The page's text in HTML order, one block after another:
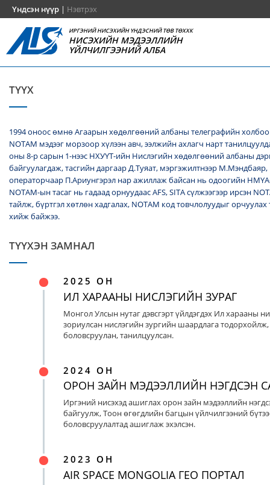
Үндсэн нүүр | Нэвтрэх
ИРГЭНИЙ НИСЭХИЙН ҮНДЭСНИЙ ТӨВ ТӨХХК
НИСЭХИЙН МЭДЭЭЛЛИЙН
ҮЙЛЧИЛГЭЭНИЙ АЛБА
ТҮҮХ
1994 оноос өмнө Агаарын хөдөлгөөний албаны телеграфийн
NОТАМ мэдээг морзоор хүлээн авч, ээлжийн ахлагч нарт
оны 8-р сарын 1-нээс НХУҮТ-ийн Нислэгийн хөдөлгөөний албаны
байгуулагдаж, тасгийн даргаар Д.Туяат, мэргэжилтнээр
операторчаар П.Ариунгэрэл нар ажиллаж байсан нь одоогийн
NOTAM-ын тасаг нь гадаад орнуудаас AFS, SITA сүлжээгээр ирсэн
тайлж, бүртгэл хөтлөн хадгалах, NОТАМ код товчлолуудыг
хийж байжээ.
ТҮҮХЭН ЗАМНАЛ
2025 ОН
ИЛ ХАРААНЫ НИСЛЭГИЙН ЗУРАГ
Монгол Улсын нутаг дэвсгэрт үйлдэгдэх Ил харааны
зориулсан нислэгийн зургийн шаардлага тодорхойлж,
боловсруулан, танилцуулсан.
2024 ОН
ОРОН ЗАЙН МЭДЭЭЛЛИЙН НЭГДСЭН
Иргэний нисэхэд ашиглах орон зайн мэдээллийн
байгуулж, Тоон өгөгдлийн багцын үйлчилгээний
боловсруулалтад ашиглаж эхэлсэн.
2023 ОН
AIR SPACE MONGOLIA ГЕО ПОРТАЛ